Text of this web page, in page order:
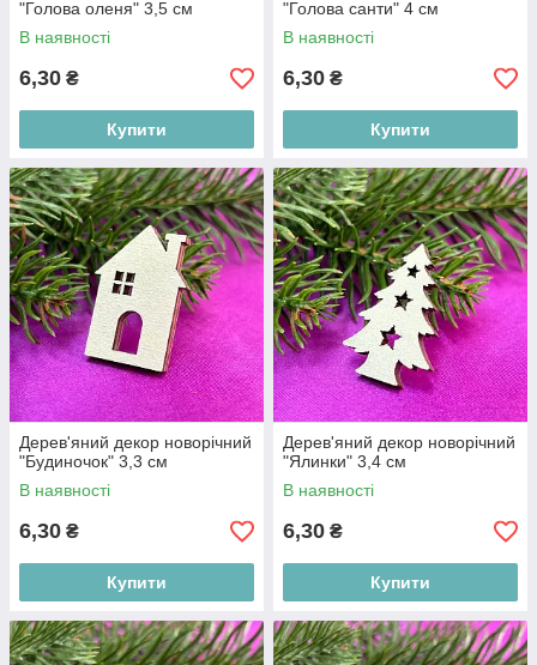
"Голова оленя" 3,5 см
В наявності
6,30 ₴
Купити
"Голова санти" 4 см
В наявності
6,30 ₴
Купити
Дерев'яний декор новорічний
"Будиночок" 3,3 см
В наявності
6,30 ₴
Купити
Дерев'яний декор новорічний
"Ялинки" 3,4 см
В наявності
6,30 ₴
Купити